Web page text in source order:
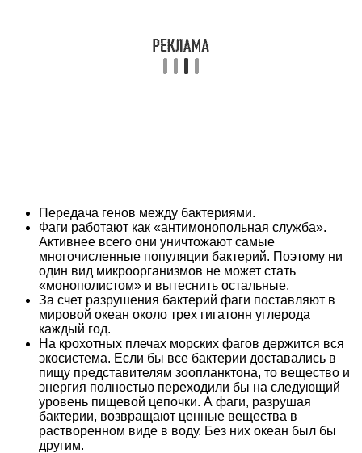
Передача генов между бактериями.
Фаги работают как «антимонопольная служба».
Активнее всего они уничтожают самые
многочисленные популяции бактерий. Поэтому ни
один вид микроорганизмов не может стать
«монополистом» и вытеснить остальные.
За счет разрушения бактерий фаги поставляют в
мировой океан около трех гигатонн углерода
каждый год.
На крохотных плечах морских фагов держится вся
экосистема. Если бы все бактерии доставались в
пищу представителям зоопланктона, то вещество и
энергия полностью переходили бы на следующий
уровень пищевой цепочки. А фаги, разрушая
бактерии, возвращают ценные вещества в
растворенном виде в воду. Без них океан был бы
другим.